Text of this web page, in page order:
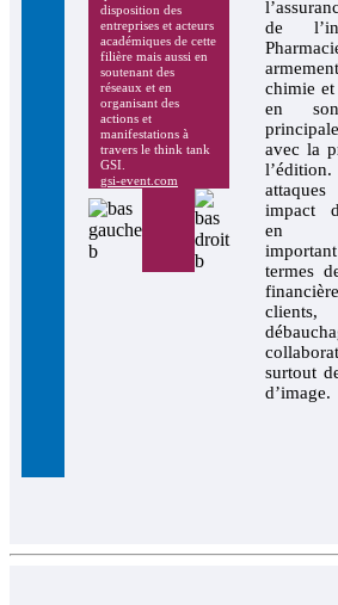
disposition des
entreprises et acteurs
académiques de cette
filière mais aussi en
soutenant des
réseaux et en
organisant des
actions et
manifestations à
travers le think tank
GSI.
gsi-event.com
de
chimie et
en
avec la
impact
en
termes
clients,
surtout
d’image.